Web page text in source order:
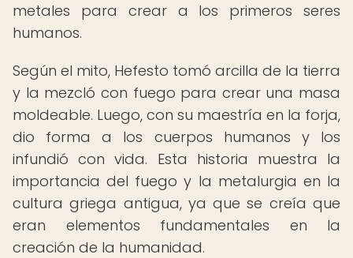
metales para crear a los primeros seres
humanos.
Según el mito, Hefesto tomó arcilla de la tierra
y la mezcló con fuego para crear una masa
moldeable. Luego, con su maestría en la forja,
dio forma a los cuerpos humanos y los
infundió con vida. Esta historia muestra la
importancia del fuego y la metalurgia en la
cultura griega antigua, ya que se creía que
eran elementos fundamentales en la
creación de la humanidad.